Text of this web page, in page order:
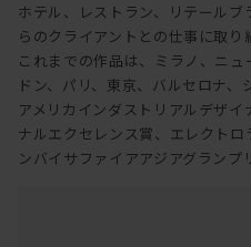
ホテル、レストラン、リテール
らのクライアントとの仕事に取り
これまでの作品は、ミラノ、ニ
ドン、パリ、東京、バルセロナ、
アメリカインダストリアルデザ
ナルエクセレンス賞、エレクト
ンバイサファイアアジアグランプ